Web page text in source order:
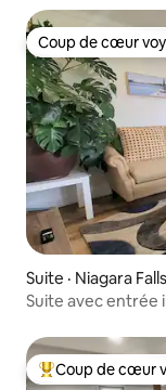
Coup de cœur
Coup de cœur
Suite · Niagara Falls
Suite avec entrée
Coup de cœur
Coup de cœur